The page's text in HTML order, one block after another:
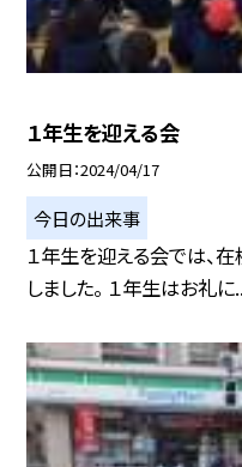
１年生を迎える会
公開日 2024/04/17
今日の出来事
１年生を迎える会では、
しました。 １年生はお礼に